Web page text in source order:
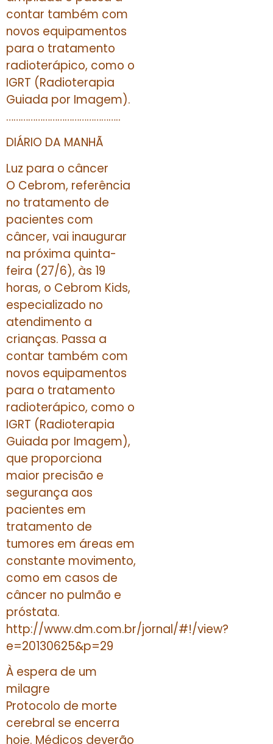
contar também com
novos equipamentos
para o tratamento
radioterápico, como o
IGRT (Radioterapia
Guiada por Imagem).
………………………………………..
DIÁRIO DA MANHÃ
Luz para o câncer
O Cebrom, referência
no tratamento de
pacientes com
câncer, vai inaugurar
na próxima quinta-
feira (27/6), às 19
horas, o Cebrom Kids,
especializado no
atendimento a
crianças. Passa a
contar também com
novos equipamentos
para o tratamento
radioterápico, como o
IGRT (Radioterapia
Guiada por Imagem),
que proporciona
maior precisão e
segurança aos
pacientes em
tratamento de
tumores em áreas em
constante movimento,
como em casos de
câncer no pulmão e
próstata.
http://www.dm.com.br/jornal/#!/view?
e=20130625&p=29
À espera de um
milagre
Protocolo de morte
cerebral se encerra
hoje. Médicos deverão